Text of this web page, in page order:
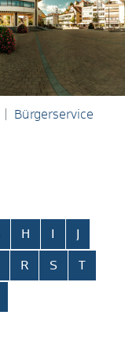
Bürgerservice
H
R S T